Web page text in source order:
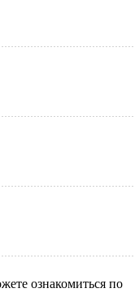
ознакомиться по